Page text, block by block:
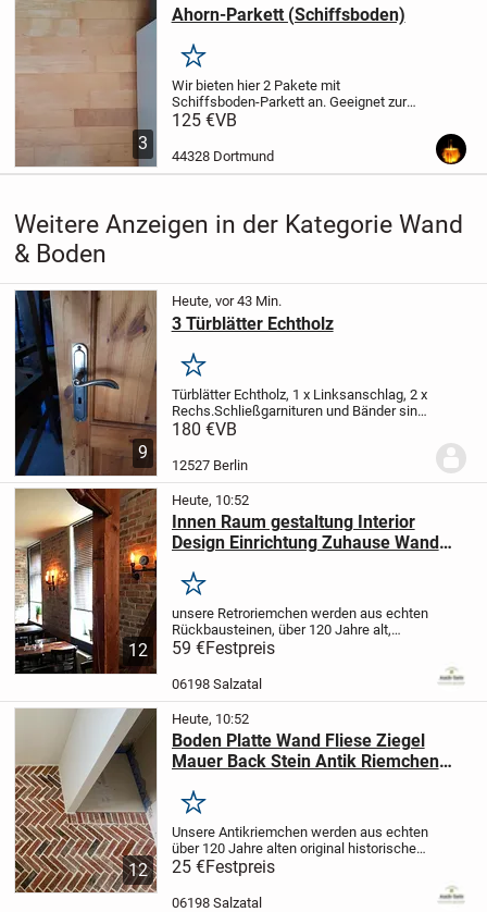
3
Ahorn-Parkett (Schiffsboden)
Merken
Wir bieten hier 2 Pakete mit
Schiffsboden-Parkett an. Geeignet zur
Endlosverlegung.
m² x 2)Abmessungen: 14 x 190 mm
Länge : 2,52 mDas...
125 €VB
44328 Dortmund
Weitere Anzeigen in der Kategorie Wand
& Boden
9
Heute, vor 43 Min.
3 Türblätter Echtholz
Merken
Türblätter Echtholz, 1 x Linksanschlag, 2 x
Rechs.Schließgarnituren und Bänder sind
aus Messing.
180 €VB
12527 Berlin
12
Heute, 10:52
Innen Raum gestaltung Interior
Design Einrichtung Zuhause Wand
Klinker
Merken
unsere Retroriemchen werden aus echten
Rückbausteinen, über 120 Jahre alt,
geschnitten Nur 2 originale
Außenschnitte, aus den Längsseiten der
Ziegel kommen zur Verwendung.
59 €Festpreis
06198 Salzatal
12
Heute, 10:52
Boden Platte Wand Fliese Ziegel
Mauer Back Stein Antik Riemchen
Küche
Merken
Unsere Antikriemchen werden aus echten
über 120 Jahrealten original historische
Backsteinen geschnitten.
historischen Mauersteine stammen
der Handbergung von alten Gebäude mit
25 €Festpreis
06198 Salzatal